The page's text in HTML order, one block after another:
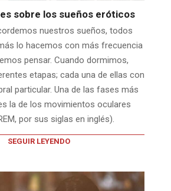
sobre los sueños eróticos
nuestros sueños, todos
lo hacemos con más frecuencia
pensar. Cuando dormimos,
etapas; cada una de ellas con
particular. Una de las fases más
la de los movimientos oculares
por sus siglas en inglés).
SEGUIR LEYENDO